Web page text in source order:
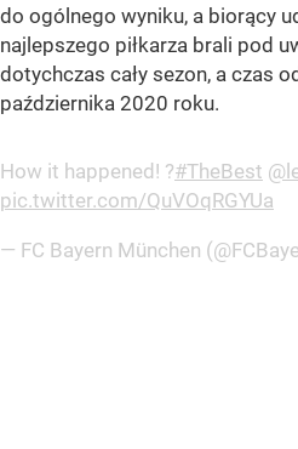
do ogólnego wyniku, a biorący
najlepszego piłkarza brali pod
dotychczas cały sezon, a czas
października 2020 roku.
How it happened! ?#TheBest
pic.twitter.com/QuVOqRGYUa
— FC Bayern München